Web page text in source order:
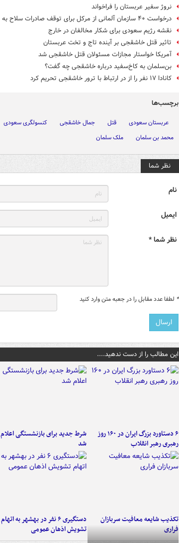
نروژ سفیر عربستان را فراخواند
درخواست ۴۰ سازمان آلمانی از مرکل برای توقف صادرات سلاح به عربستان
نقشه رژیم سعودی برای شکار مخالفان در خارج
تاثیر قتل خاشقجی بر آینده تاج و تخت عربستان
آمریکا خواستار مجازات مسئولان قتل خاشقجی شد
بن‌سلمان به کاخ‌سفید درباره خاشقجی چه گفت؟
کانادا ۱۷ نفر را از در ارتباط با ترور خاشقجی تحریم کرد
برچسب‌ها
عربستان سعودی قتل جمال خاشقجی کنسولگری سعودی
محمد بن سلمان
ملک سلمان
نظر شما
نام
ایمیل
نظر شما *
* لطفا عدد مقابل را در جعبه متن وارد کنید
این مطالب را از دست ندهید....
۶ دستاورد بزرگ ایران در ۱۶۰ روز
رهبری رهبر انقلاب
شرط جدید برای بازنشستگی اعلام
شد
تکذیب شایعه معافیت سربازان
فراری
دستگیری ۶ نفر در بهشهر به اتهام
تشویش اذهان عمومی